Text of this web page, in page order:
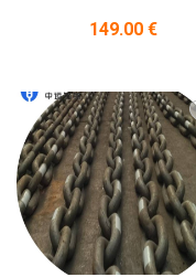
149.00 €